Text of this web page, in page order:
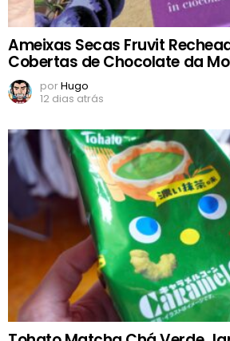
Ameixas Secas Fruvit
Cobertas de Chocolate da
porHugo
12 dias atrás